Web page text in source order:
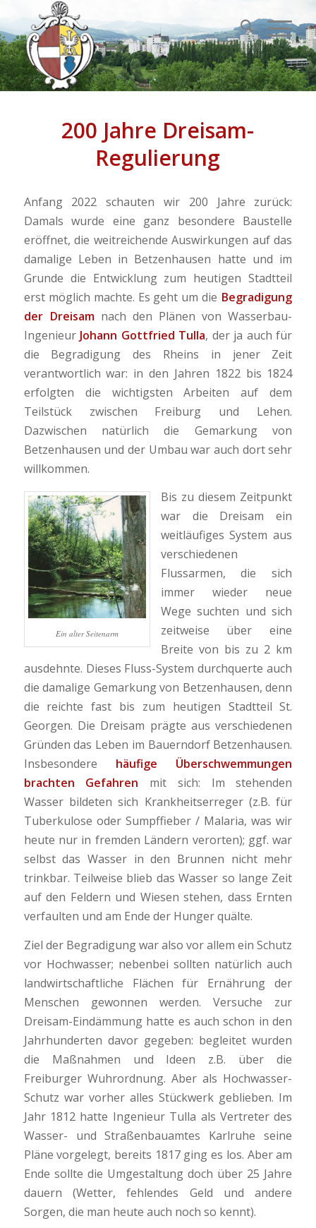
200 Jahre Dreisam-
Regulierung
Anfang 2022 schauten wir 200 Jahre zurück:
Damals wurde eine ganz besondere Baustelle
eröffnet, die weitreichende Auswirkungen auf das
damalige Leben in Betzenhausen hatte und im
Grunde die Entwicklung zum heutigen Stadtteil
erst möglich machte. Es geht um die Begradigung
der Dreisam nach den Plänen von Wasserbau-
Ingenieur Johann Gottfried Tulla, der ja auch für
die Begradigung des Rheins in jener Zeit
verantwortlich war: in den Jahren 1822 bis 1824
erfolgten die wichtigsten Arbeiten auf dem
Teilstück zwischen Freiburg und Lehen.
Dazwischen natürlich die Gemarkung von
Betzenhausen und der Umbau war auch dort sehr
willkommen.
Ein alter Seitenarm
Bis zu diesem Zeitpunkt
war die Dreisam ein
weitläufiges System aus
verschiedenen
Flussarmen, die sich
immer wieder neue
Wege suchten und sich
zeitweise über eine
Breite von bis zu 2 km
ausdehnte. Dieses Fluss-System durchquerte auch
die damalige Gemarkung von Betzenhausen, denn
die reichte fast bis zum heutigen Stadtteil St.
Georgen. Die Dreisam prägte aus verschiedenen
Gründen das Leben im Bauerndorf Betzenhausen.
Insbesondere häufige Überschwemmungen
brachten Gefahren mit sich: Im stehenden
Wasser bildeten sich Krankheitserreger (z.B. für
Tuberkulose oder Sumpffieber / Malaria, was wir
heute nur in fremden Ländern verorten); ggf. war
selbst das Wasser in den Brunnen nicht mehr
trinkbar. Teilweise blieb das Wasser so lange Zeit
auf den Feldern und Wiesen stehen, dass Ernten
verfaulten und am Ende der Hunger quälte.
Ziel der Begradigung war also vor allem ein Schutz
vor Hochwasser; nebenbei sollten natürlich auch
landwirtschaftliche Flächen für Ernährung der
Menschen gewonnen werden. Versuche zur
Dreisam-Eindämmung hatte es auch schon in den
Jahrhunderten davor gegeben: begleitet wurden
die Maßnahmen und Ideen z.B. über die
Freiburger Wuhrordnung. Aber als Hochwasser-
Schutz war vorher alles Stückwerk geblieben. Im
Jahr 1812 hatte Ingenieur Tulla als Vertreter des
Wasser- und Straßenbauamtes Karlruhe seine
Pläne vorgelegt, bereits 1817 ging es los. Aber am
Ende sollte die Umgestaltung doch über 25 Jahre
dauern (Wetter, fehlendes Geld und andere
Sorgen, die man heute auch noch so kennt).